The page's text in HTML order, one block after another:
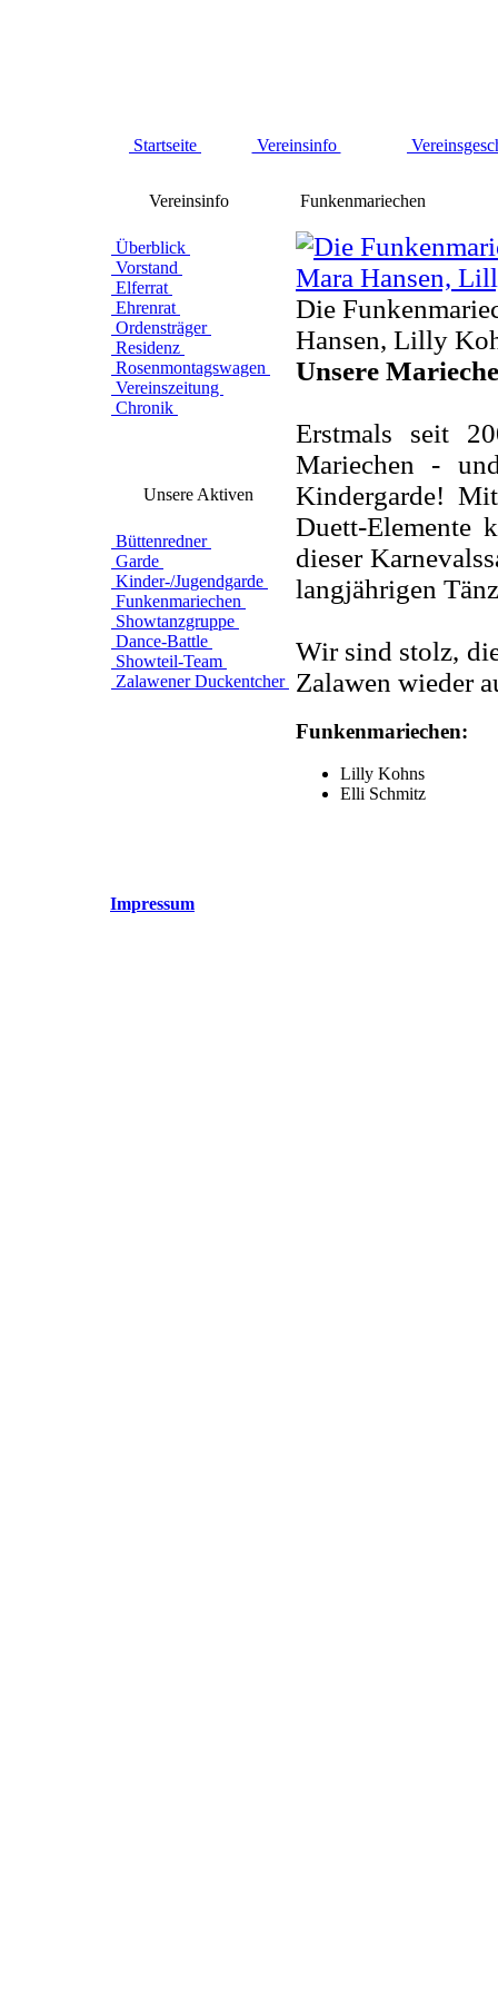
Startseite Vereinsinfo
Vereinsinfo
Überblick
Vorstand
Elferrat
Ehrenrat
Ordensträger
Residenz
Rosenmontagswagen
Vereinszeitung
Chronik
Unsere Aktiven
Büttenredner
Garde
Kinder-/Jugendgarde
Funkenmariechen
Showtanzgruppe
Dance-Battle
Showteil-Team
Zalawener Duckentcher
Funkenmariechen
Die
Hansen, Lilly
Unsere
Erstmals seit
Mariechen -
Kindergarde!
Duett-Elemente
dieser
langjährigen
Wir sind stolz,
Zalawen wieder
Funkenmariechen:
Lilly Kohns
Elli Schmitz
Impressum